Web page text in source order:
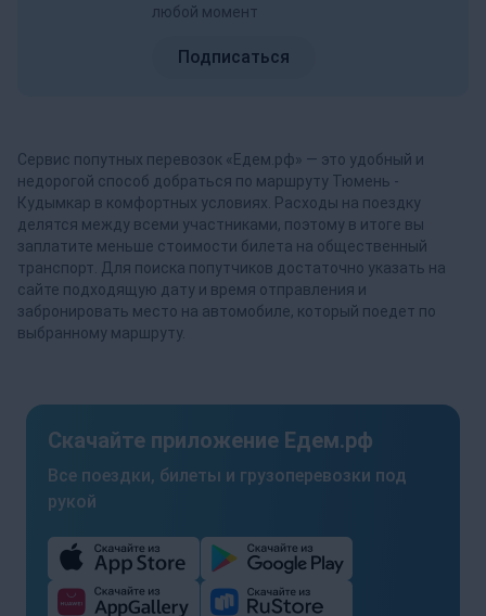
любой момент
Подписаться
Сервис попутных перевозок «Едем.рф» — это удобный и
недорогой способ добраться по маршруту Тюмень -
Кудымкар в комфортных условиях. Расходы на поездку
делятся между всеми участниками, поэтому в итоге вы
заплатите меньше стоимости билета на общественный
транспорт. Для поиска попутчиков достаточно указать на
сайте подходящую дату и время отправления и
забронировать место на автомобиле, который поедет по
выбранному маршруту.
Скачайте приложение Едем.рф
Все поездки, билеты и грузоперевозки под
рукой